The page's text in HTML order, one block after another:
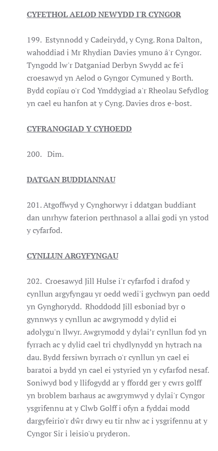
CYFETHOL AELOD NEWYDD I'R CYNGOR
199. Estynnodd y Cadeirydd, y Cyng. Rona Dalton,
wahoddiad i Mr Rhydian Davies ymuno â'r Cyngor.
Tyngodd lw'r Datganiad Derbyn Swydd ac fe'i
croesawyd yn Aelod o Gyngor Cymuned y Borth.
Bydd copïau o'r Cod Ymddygiad a'r Rheolau Sefydlog
yn cael eu hanfon at y Cyng. Davies dros e-bost.
CYFRANOGIAD Y CYHOEDD
200. Dim.
DATGAN BUDDIANNAU
201. Atgoffwyd y Cynghorwyr i ddatgan buddiant
dan unrhyw faterion perthnasol a allai godi yn ystod
y cyfarfod.
CYNLLUN ARGYFYNGAU
202. Croesawyd Jill Hulse i'r cyfarfod i drafod y
cynllun argyfyngau yr oedd wedi'i gychwyn pan oedd
yn Gynghorydd. Rhoddodd Jill esboniad byr o
gynnwys y cynllun ac awgrymodd y dylid ei
adolygu'n llwyr. Awgrymodd y dylai’r cynllun fod yn
fyrrach ac y dylid cael tri chydlynydd yn hytrach na
dau. Bydd fersiwn byrrach o'r cynllun yn cael ei
baratoi a bydd yn cael ei ystyried yn y cyfarfod nesaf.
Soniwyd bod y llifogydd ar y ffordd ger y cwrs golff
yn broblem barhaus ac awgrymwyd y dylai'r Cyngor
ysgrifennu at y Clwb Golff i ofyn a fyddai modd
dargyfeirio'r dŵr drwy eu tir nhw ac i ysgrifennu at y
Cyngor Sir i leisio'u pryderon.